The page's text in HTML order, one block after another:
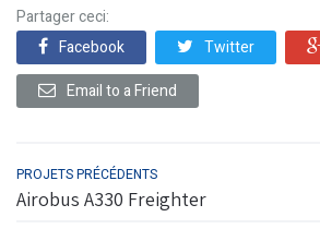
Partager ceci:
Facebook
Twitter
Email to a Friend
PROJETS PRÉCÉDENTS
Airobus A330 Freighter